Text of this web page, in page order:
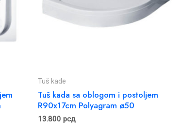
Tuš kade
Tuš kada sa oblogom i postoljem
R90x17cm Polyagram ø50
13.800 рсд